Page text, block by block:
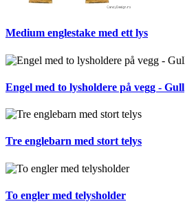
Medium englestake med ett lys
Engel med to lysholdere på vegg - Gull
Tre englebarn med stort telys
To engler med telysholder